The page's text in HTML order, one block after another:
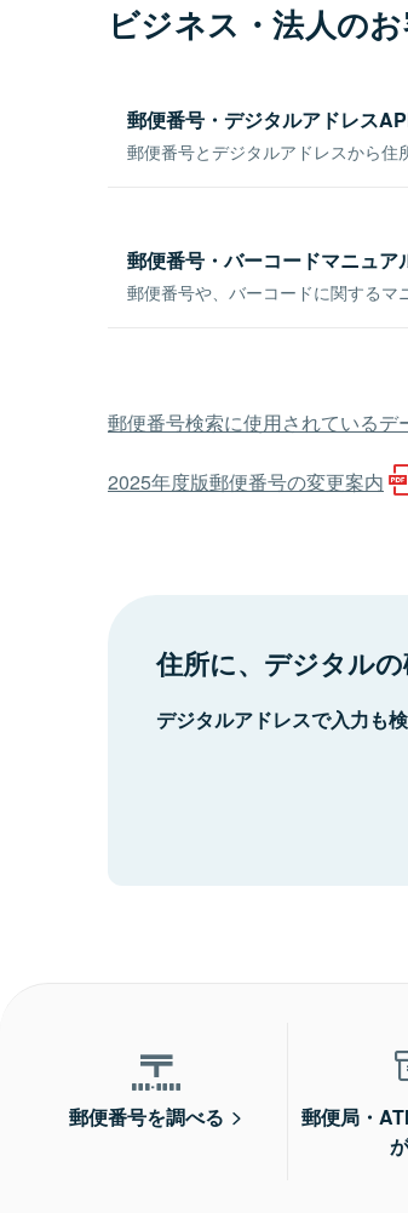
ビジネス・法人の
郵便番号・デジタルアドレス
郵便番号とデジタルアドレスから住
郵便番号・バーコードマニュア
郵便番号や、バーコードに関するマ
郵便番号検索に使用されているデ
2025年度版郵便番号の変更案内
住所に、デジタルの
デジタルアドレスで入力も
郵便番号を調べる
郵便局・